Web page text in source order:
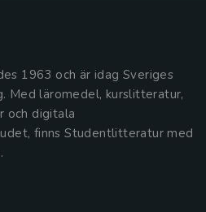
1963 och är idag Sveriges
Med läromedel, kurslitteratur,
och digitala
finns Studentlitteratur med